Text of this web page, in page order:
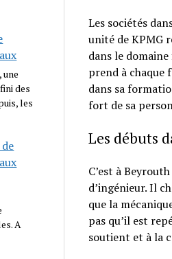
une
des
les
A
Les sociétés
unité de KPMG
dans le
prend à chaque
dans sa
fort de sa
Les débuts
C’est à
d’ingénieur. Il
que la
pas qu’il est
soutient et à la